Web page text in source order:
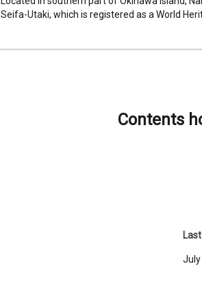
Seifa-Utaki, which is registered as a World
Contents
July